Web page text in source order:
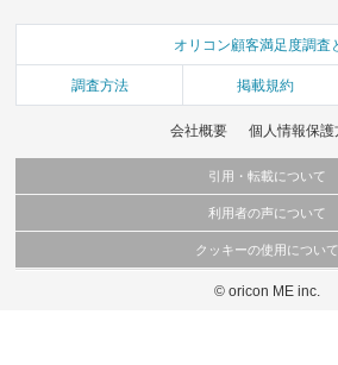
オリコン顧客満足度調査
調査方法 掲載規約
会社概要 個人情報保護
引用・転載について
当サイトで公開されている情報（文字、写真、イラスト
これらの情報を権利者の許可なく無断転載・複製などの
利用者の声について
当サイトに掲載している内容はすべてサービスの利用者
弊社の見解・ 意見ではないことをご理解いただいた上で
クッキーの使用について
このサイトでは Cookie を使用して、ユーザーに合わせた
© oricon ME inc.